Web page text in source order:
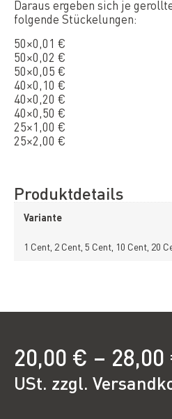
Daraus ergeben sich je
folgende Stückelungen:
50×0,01 €
50×0,02 €
50×0,05 €
40×0,10 €
40×0,20 €
40×0,50 €
25×1,00 €
25×2,00 €
Produktdetails
Variante
1 Cent, 2 Cent, 5 Cent, 10 Cent, 20
20,00 € – 28,00
USt. zzgl.